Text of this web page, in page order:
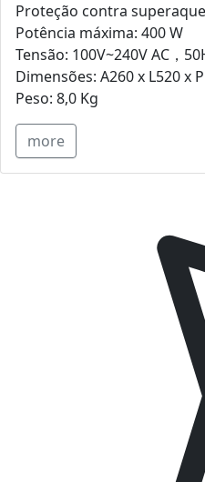
Proteção contra
Potência máxima: 400 W
Tensão: 100V~240V AC，
Dimensões: A260 x L520 x
Peso: 8,0 Kg
more